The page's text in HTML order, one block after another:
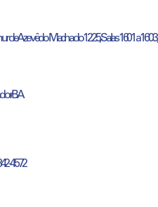
de Azevêdo Machado 1225, Salas 1601 a 1603,
BA
4572